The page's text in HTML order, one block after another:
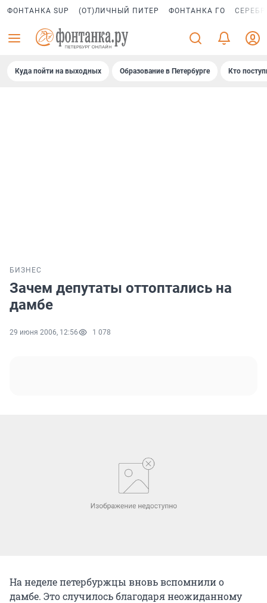
ФОНТАНКА SUP (ОТ)ЛИЧНЫЙ ПИТЕР ФОНТАНКА ГО
Куда пойти на выходных Образование в Петербурге Кто
БИЗНЕС
Зачем депутаты оттоптались на
дамбе
29 июня 2006, 12:56 1 078
На неделе петербуржцы вновь вспомнили о
дамбе. Это случилось благодаря неожиданному